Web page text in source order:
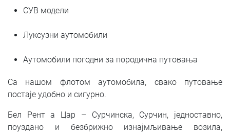
СУВ модели
Луксузни аутомобили
Аутомобили погодни за породична путовања
Са нашом флотом аутомобила, свако путовање
постаје удобно и сигурно.
Бел Рент а Цар – Сурчинска, Сурчин, једноставно,
поуздано и безбрижно изнајмљивање возила,